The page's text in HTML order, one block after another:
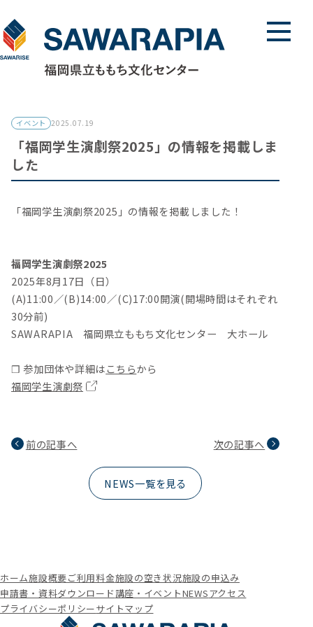
メニュ
イベント 2025.07.19
「福岡学生演劇祭2025」の情報を掲載しま
した
「福岡学生演劇祭2025」の情報を掲載しました！
福岡学生演劇祭2025
2025年8月17日（日）
(A)11:00／(B)14:00／(C)17:00開演(開場時間はそれぞれ
30分前)
SAWARAPIA 福岡県立ももち文化センター 大ホール
❒ 参加団体や詳細はこちらから
福岡学生演劇祭
前の記事へ 次の記事へ
NEWS一覧を見る
ホーム施設概要ご利用料金施設の空き状況施設の申込み
申請書・資料ダウンロード講座・イベントNEWSアクセス
プライバシーポリシーサイトマップ